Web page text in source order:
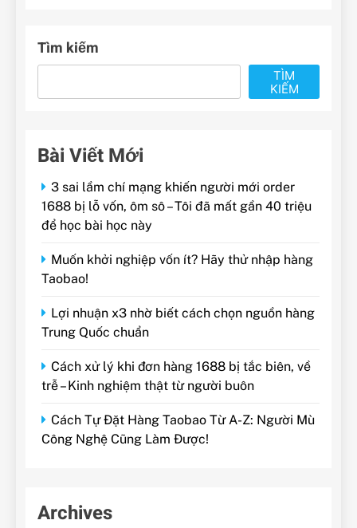
Tìm kiếm
TÌM
KIẾM
Bài Viết Mới
3 sai lầm chí mạng khiến người mới order
1688 bị lỗ vốn, ôm sô – Tôi đã mất gần 40 triệu
để học bài học này
Muốn khởi nghiệp vốn ít? Hãy thử nhập hàng
Taobao!
Lợi nhuận x3 nhờ biết cách chọn nguồn hàng
Trung Quốc chuẩn
Cách xử lý khi đơn hàng 1688 bị tắc biên, về
trễ – Kinh nghiệm thật từ người buôn
Cách Tự Đặt Hàng Taobao Từ A-Z: Người Mù
Công Nghệ Cũng Làm Được!
Archives